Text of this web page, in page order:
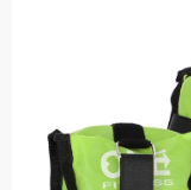
NOVINKY